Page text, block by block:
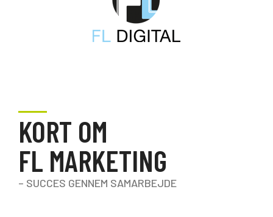
KORT OM
FL MARKETING
– SUCCES GENNEM SAMARBEJDE